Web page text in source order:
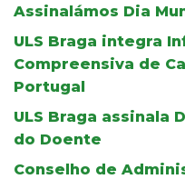
Assinalámos Dia
ULS Braga integra
Compreensiva de
Portugal
ULS Braga assinala
do Doente
Conselho de